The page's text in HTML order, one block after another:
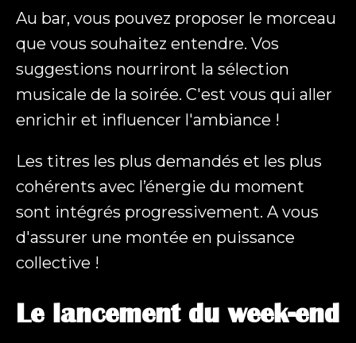
CAPTCHA
Envoyer
Au bar, vous pouvez proposer le morceau
que vous souhaitez entendre. Vos
suggestions nourriront la sélection
musicale de la soirée. C'est vous qui aller
enrichir et influencer l'ambiance !
Les titres les plus demandés et les plus
cohérents avec l’énergie du moment
sont intégrés progressivement. A vous
d'assurer une montée en puissance
collective !
Le lancement du week-end